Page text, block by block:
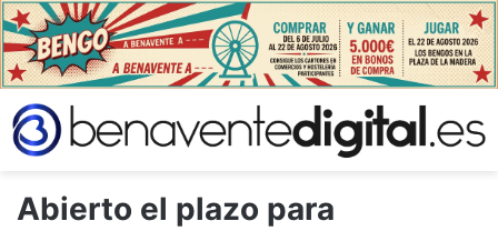
Abierto el plazo para